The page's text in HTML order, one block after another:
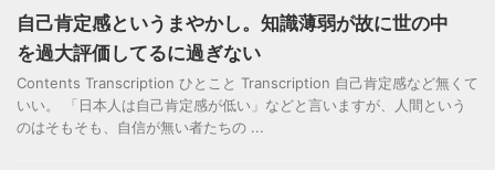
自己肯定感というまやかし。知識薄弱が故に世の中
を過大評価してるに過ぎない
Contents Transcription ひとこと Transcription 自己肯定感など無くて
いい。 「日本人は自己肯定感が低い」などと言いますが、人間という
のはそもそも、自信が無い者たちの ...